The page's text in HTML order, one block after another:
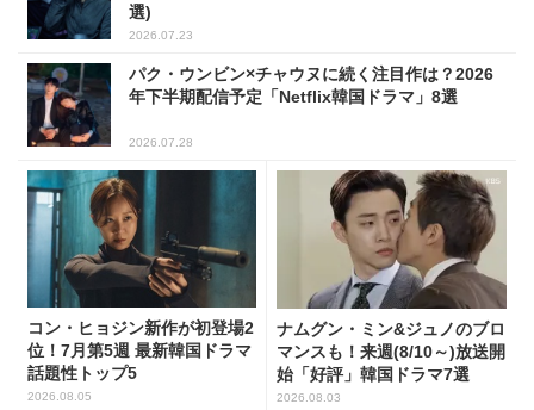
選)
2026.07.23
パク・ウンビン×チャウヌに続く注目作は？2026
年下半期配信予定「Netflix韓国ドラマ」8選
2026.07.28
コン・ヒョジン新作が初登場2
位！7月第5週 最新韓国ドラマ
話題性トップ5
2026.08.05
ナムグン・ミン&ジュノのブロ
マンスも！来週(8/10～)放送開
始「好評」韓国ドラマ7選
2026.08.03